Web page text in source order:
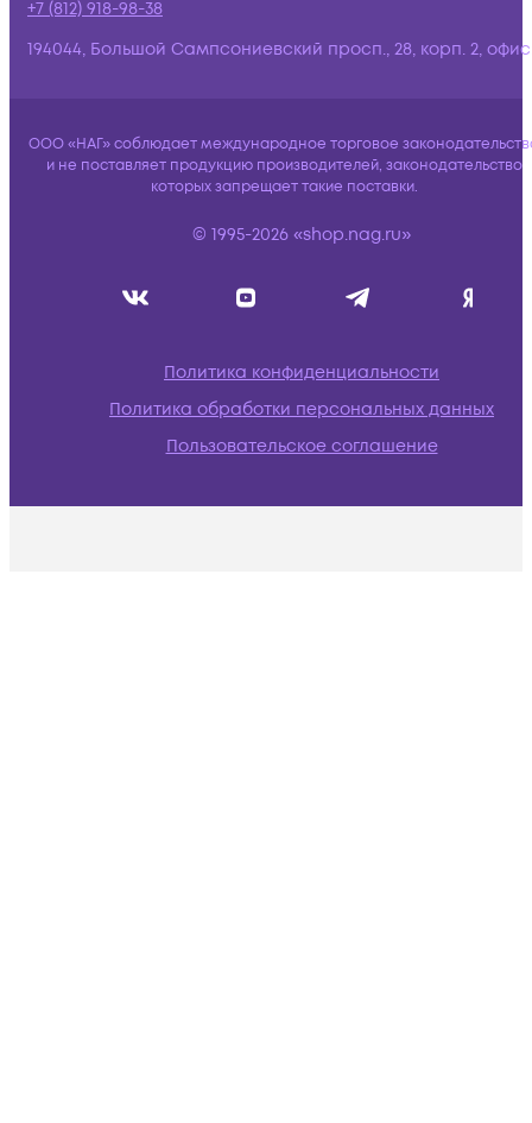
+7 (812) 918-98-38
194044, Большой Сампсониевский просп., 28, корп. 2,
ООО «НАГ» соблюдает международное торговое
и не поставляет продукцию производителей, законодательство
которых запрещает такие поставки.
© 1995-2026 «shop.nag.ru»
Политика конфиденциальности
Политика обработки персональных данных
Пользовательское соглашение